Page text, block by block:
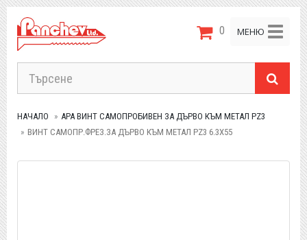
МЕНЮ
Toggle
0
НАЧАЛО
APA ВИНТ САМОПРОБИВЕН ЗА ДЪРВО КЪМ МЕТАЛ PZ3
ВИНТ САМОПР.ФРЕЗ.ЗА ДЪРВО КЪМ МЕТАЛ PZ3 6.3Х55